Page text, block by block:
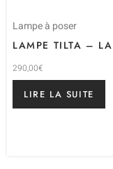
Lampe à poser
LAMPE TILTA –
290,00€
LIRE LA SUITE